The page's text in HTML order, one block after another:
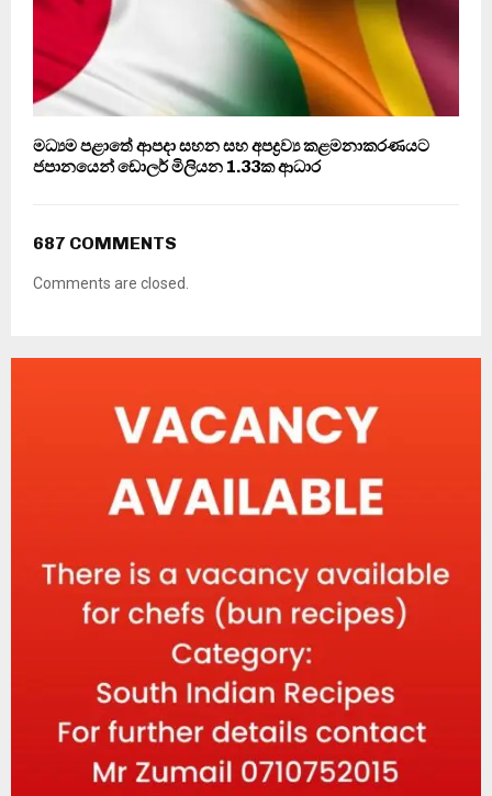
මධ්‍යම පළාතේ ආපදා සහන සහ අපද්‍රව්‍ය කළමනාකරණයට
ජපානයෙන් ඩොලර් මිලියන 1.33ක ආධාර
687 COMMENTS
Comments are closed.